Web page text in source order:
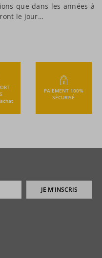
que dans les années à
le jour…
PAIEMENT 100%
SÉCURISÉ
JE M'INSCRIS